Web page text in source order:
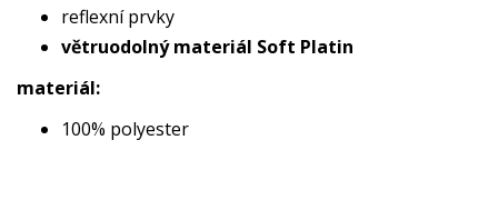
reflexní prvky
větruodolný materiál Soft Platin
materiál:
100% polyester